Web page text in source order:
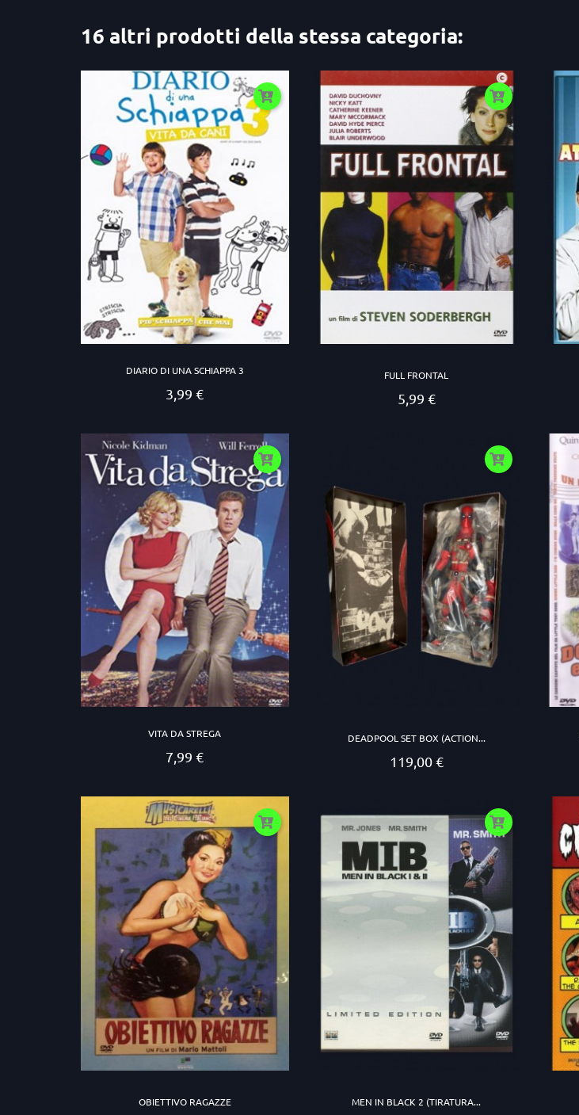
16 altri prodotti della stessa categoria:
DIARIO DI UNA SCHIAPPA 3
Prezzo
3,99 €
FULL FRONTAL
Prezzo
5,99 €
VITA DA STREGA
Prezzo
7,99 €
DEADPOOL SET BOX (ACTION...
Prezzo
119,00 €
OBIETTIVO RAGAZZE MEN IN BLACK 2 (TIRATURA...